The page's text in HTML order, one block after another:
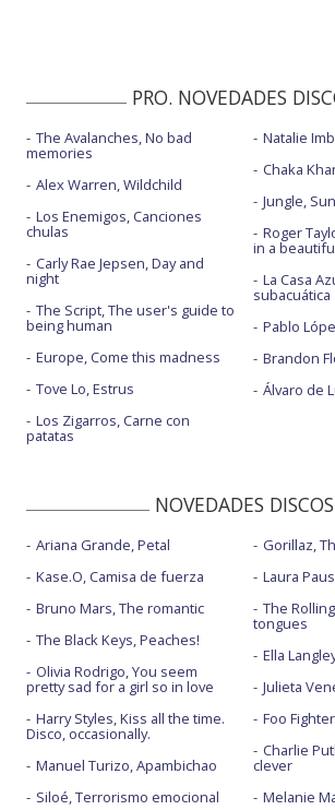
PRO. NOVEDADES
The Avalanches, No bad
memories
Alex Warren, Wildchild
Los Enemigos, Canciones
chulas
Carly Rae Jepsen, Day and
night
The Script, The user's guide to
being human
Europe, Come this madness
Tove Lo, Estrus
Los Zigarros, Carne con
patatas
Natalie
Chaka
Jungle,
Roger
in a
La Casa
subacuática
Pablo
Brandon
Álvaro de
NOVEDADES DISCOS
Ariana Grande, Petal
Kase.O, Camisa de fuerza
Bruno Mars, The romantic
The Black Keys, Peaches!
Olivia Rodrigo, You seem
pretty sad for a girl so in love
Harry Styles, Kiss all the time.
Disco, occasionally.
Manuel Turizo, Apambichao
Siloé, Terrorismo emocional
Gorillaz,
Laura
The
tongues
Ella
Julieta
Foo
Charlie
clever
Melanie